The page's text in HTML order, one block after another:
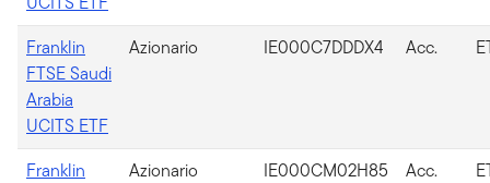
Franklin
FTSE Saudi
Arabia
UCITS ETF
Azionario IE000C7DDDX4 Acc.
Franklin
Azionario IE000CM02H85 Acc.